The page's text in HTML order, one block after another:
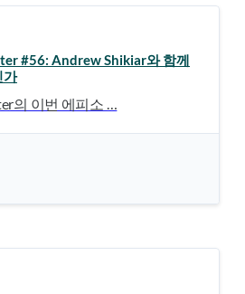
#56: Andrew Shikiar와 함께
가
의 이번 에피소 …